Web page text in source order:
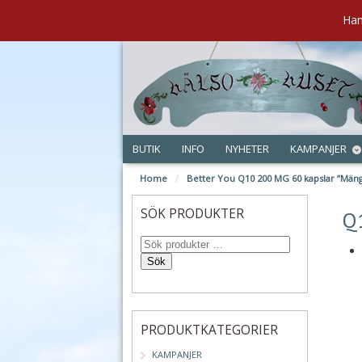
BUTIK INFO NYHETER KAMPANJER
Home / Better You Q10 200 MG 60 kapslar
SÖK PRODUKTER
Sök
PRODUKTKATEGORIER
KAMPANJER